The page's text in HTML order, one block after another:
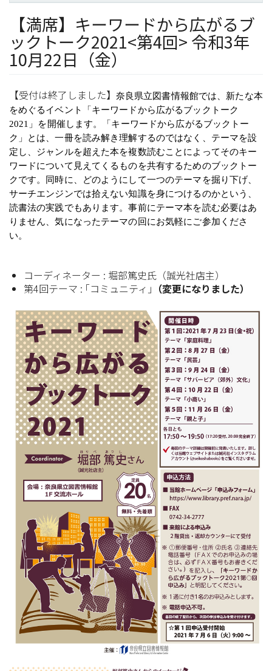
【満席】キーワードから広がるブ
ックトーク2021<第4回> 令和3年
10月22日（金）
【受付は終了しました】
奈良県立図書情報館では、新たな本
をめぐるイベント「キーワードから広がるブックトーク
2021」を開催します。「キーワードから広がるブックトー
ク」とは、一冊を読み解き理解するのではなく、テーマを設
定し、ジャンルを超えた本を複数読むことによってそのキー
ワードについて見えてくるものを共有するためのブックトー
クです。同時に、どのようにして一つのテーマを掘り下げ、
サーチエンジンでは拾えない知識を身につけるのかという、
読書法の実践でもあります。事前にテーマ本を読む必要はあ
りません、気になったテーマの回にお気軽にご参加くださ
い。
コーディネーター : 堀部篤史氏（誠光社店主）
第4回テーマ : ｢コミュニティ｣ （変更になりました）